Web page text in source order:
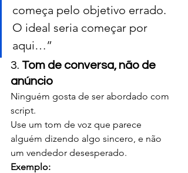
começa pelo objetivo errado.
O ideal seria começar por
aqui…”
3. Tom de conversa, não de
anúncio
Ninguém gosta de ser abordado com
script.
Use um tom de voz que parece
alguém dizendo algo sincero, e não
um vendedor desesperado.
Exemplo: